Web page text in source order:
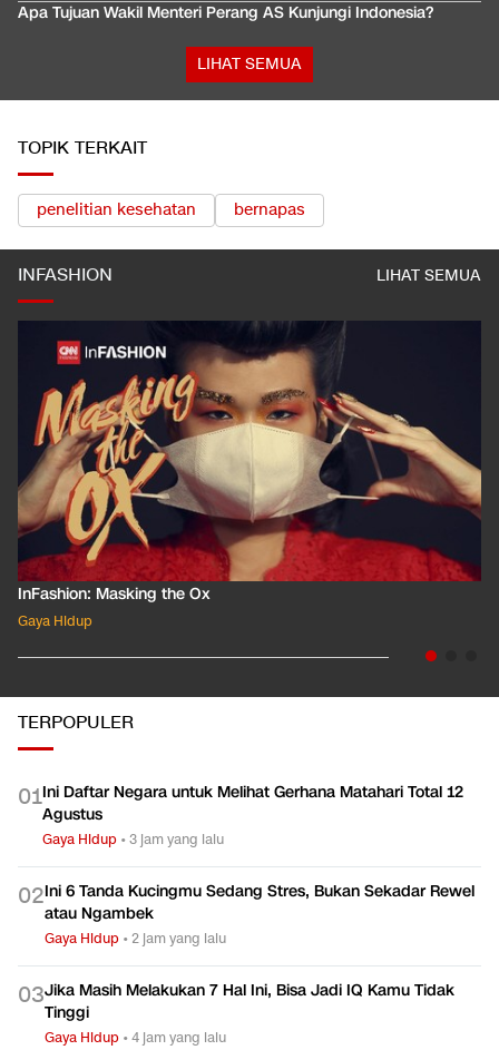
Apa Tujuan Wakil Menteri Perang AS Kunjungi Indonesia?
LIHAT SEMUA
TOPIK TERKAIT
penelitian kesehatan bernapas
INFASHION LIHAT SEMUA
InFashion: Masking the Ox
Gaya Hidup
TERPOPULER
01Ini Daftar Negara untuk Melihat Gerhana Matahari Total 12
Agustus
Gaya Hidup •3 jam yang lalu
02Ini 6 Tanda Kucingmu Sedang Stres, Bukan Sekadar Rewel
atau Ngambek
Gaya Hidup •2 jam yang lalu
03Jika Masih Melakukan 7 Hal Ini, Bisa Jadi IQ Kamu Tidak
Tinggi
Gaya Hidup •4 jam yang lalu